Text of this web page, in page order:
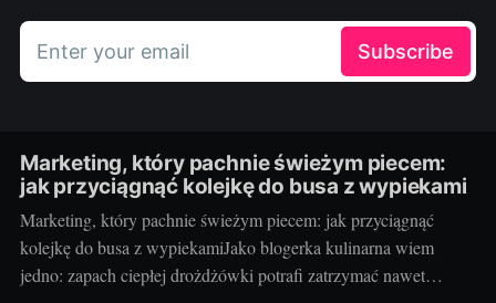
Enter your email Subscribe
Marketing, który pachnie świeżym piecem:
jak przyciągnąć kolejkę do busa z wypiekami
Marketing, który pachnie świeżym piecem: jak przyciągnąć
kolejkę do busa z wypiekamiJako blogerka kulinarna wiem
jedno: zapach ciepłej drożdżówki potrafi zatrzymać nawet